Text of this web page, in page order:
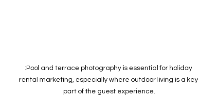
:Pool and terrace photography is essential for holiday
rental marketing, especially where outdoor living is a key
part of the guest experience.